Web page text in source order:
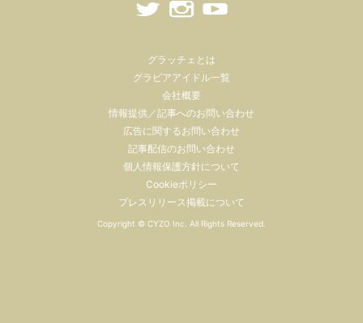
グラッチェとは
グラビアアイドル一覧
会社概要
情報提供／記事へのお問い合わせ
広告に関するお問い合わせ
記事配信のお問い合わせ
個人情報保護方針について
Cookieポリシー
プレスリリース掲載について
Copyright © CYZO Inc. All Rights Reserved.